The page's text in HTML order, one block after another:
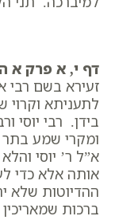
דף י, א פרק א
זעירא בשם רבי
לתעניתא
בידן. רבי יוסי
ומקרי שמע
א”ל ר’ יוסי
אותה אלא כדי
ההדיוטות שלא
ברכות